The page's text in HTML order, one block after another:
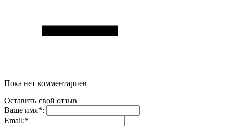
Пока нет комментариев
Оставить свой отзыв
Ваше имя*:
Email:*